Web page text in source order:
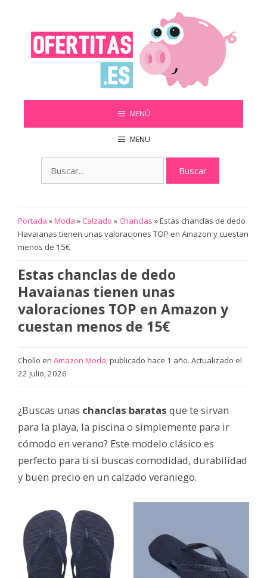
contenido
MENÚ
MENU
Portada »Moda »Calzado »Chanclas »Estas chanclas de dedo
Havaianas tienen unas valoraciones TOP en Amazon y cuestan
menos de 15€
Estas chanclas de dedo
Havaianas tienen unas
valoraciones TOP en Amazon y
cuestan menos de 15€
Chollo en Amazon Moda, publicado hace 1 año. Actualizado el
22 julio, 2026
¿Buscas unas chanclas baratas que te sirvan
para la playa, la piscina o simplemente para ir
cómodo en verano? Este modelo clásico es
perfecto para ti si buscas comodidad, durabilidad
y buen precio en un calzado veraniego.